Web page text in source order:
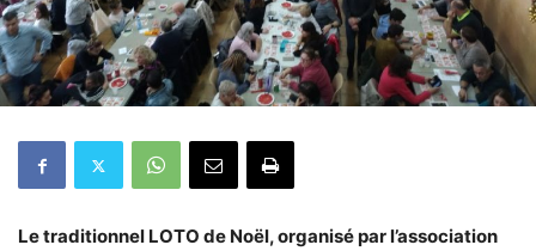
Le traditionnel LOTO de Noël, organisé par l’association